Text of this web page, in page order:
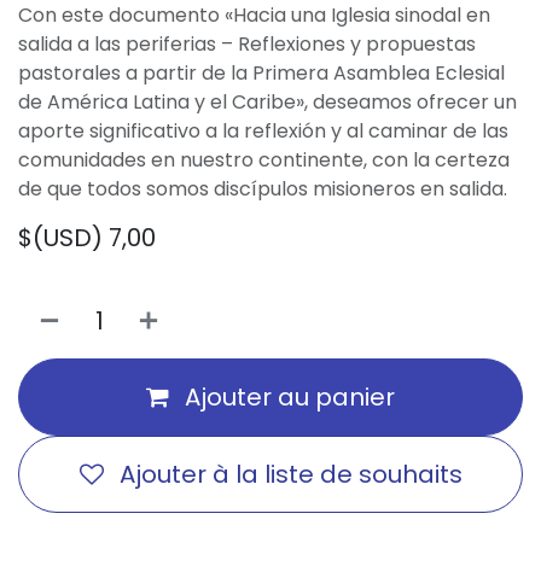
Con este documento «Hacia una Iglesia sinodal en
salida a las periferias – Reflexiones y propuestas
pastorales a partir de la Primera Asamblea Eclesial
de América Latina y el Caribe», deseamos ofrecer un
aporte significativo a la reflexión y al caminar de las
comunidades en nuestro continente, con la certeza
de que todos somos discípulos misioneros en salida.
$(USD) 7,00
Ajouter au panier
Ajouter à la liste de souhaits